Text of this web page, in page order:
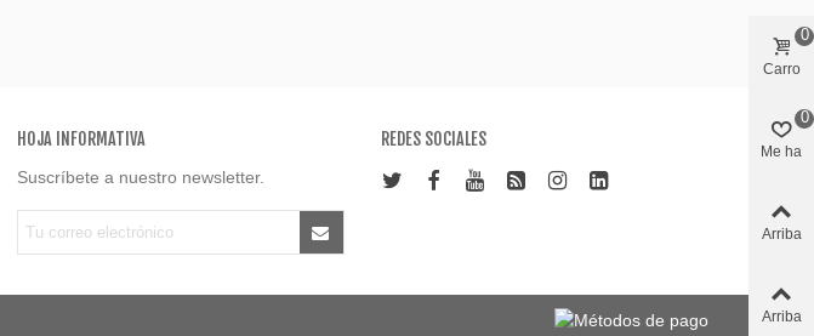
HOJA INFORMATIVA
Suscríbete a nuestro newsletter.
REDES SOCIALES
Carro
0
Me ha
0
Arriba
Arriba